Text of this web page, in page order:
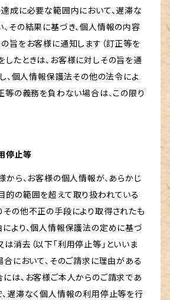
成に必要な範囲内において、遅滞な
その結果に基づき、個人情報の内容
旨をお客様に通知します（訂正等を
たときは、お客様に対しその旨を通
し、個人情報保護法その他の法令によ
等の義務を負わない場合は、この限り
停止等
から、お客様の個人情報が、あらかじ
的の範囲を超えて取り扱われている
その他不正の手段により取得されたも
より、個人情報保護法の定めに基づ
消去（以下「利用停止等」といいま
合において、そのご請求に理由がある
は、お客様ご本人からのご請求であ
遅滞なく個人情報の利用停止等を行